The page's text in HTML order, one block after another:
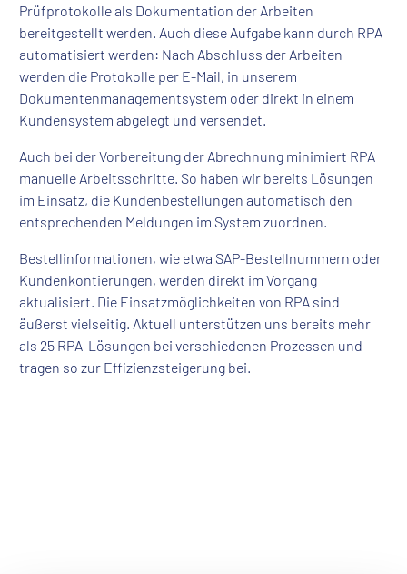
Prüfprotokolle als Dokumentation der Arbeiten
bereitgestellt werden. Auch diese Aufgabe kann durch RPA
automatisiert werden: Nach Abschluss der Arbeiten
werden die Protokolle per E-Mail, in unserem
Dokumentenmanagementsystem oder direkt in einem
Kundensystem abgelegt und versendet.
Auch bei der Vorbereitung der Abrechnung minimiert RPA
manuelle Arbeitsschritte. So haben wir bereits Lösungen
im Einsatz, die Kundenbestellungen automatisch den
entsprechenden Meldungen im System zuordnen.
Bestellinformationen, wie etwa SAP-Bestellnummern oder
Kundenkontierungen, werden direkt im Vorgang
aktualisiert. Die Einsatzmöglichkeiten von RPA sind
äußerst vielseitig. Aktuell unterstützen uns bereits mehr
als 25 RPA-Lösungen bei verschiedenen Prozessen und
tragen so zur Effizienzsteigerung bei.